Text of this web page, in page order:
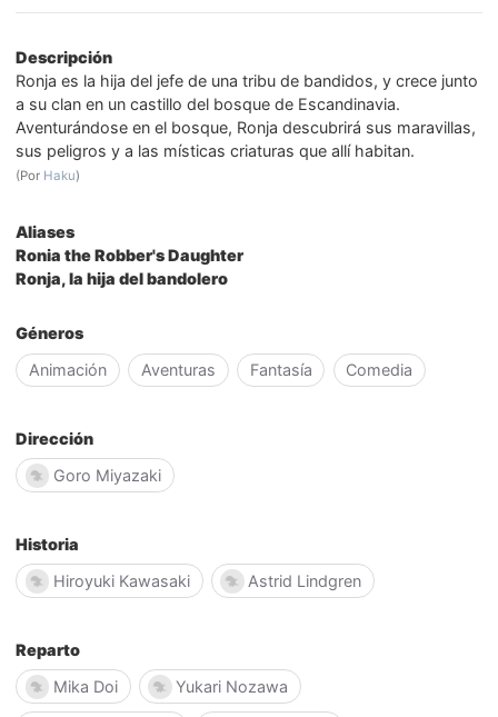
Descripción
Ronja es la hija del jefe de una tribu de bandidos, y crece junto
a su clan en un castillo del bosque de Escandinavia.
Aventurándose en el bosque, Ronja descubrirá sus maravillas,
sus peligros y a las místicas criaturas que allí habitan.
(Por Haku)
Aliases
Ronia the Robber's Daughter
Ronja, la hija del bandolero
Géneros
Animación
Aventuras Fantasía Comedia
Dirección
Goro Miyazaki
Historia
Hiroyuki Kawasaki
Astrid Lindgren
Reparto
Mika Doi
Yukari Nozawa